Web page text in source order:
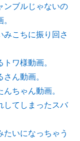
ンブルじゃないの
みこちに振り回さ
ワ様動画。
ん動画。
ちゃん動画。
してしまったスバ
たいになっちゃう